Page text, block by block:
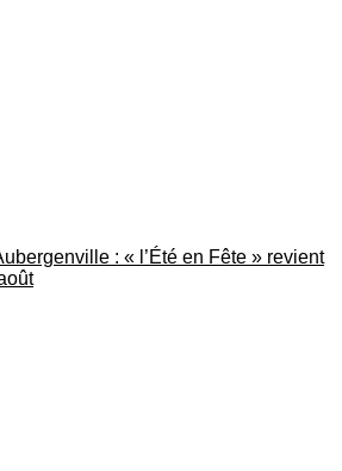
: « l’Été en Fête » revient